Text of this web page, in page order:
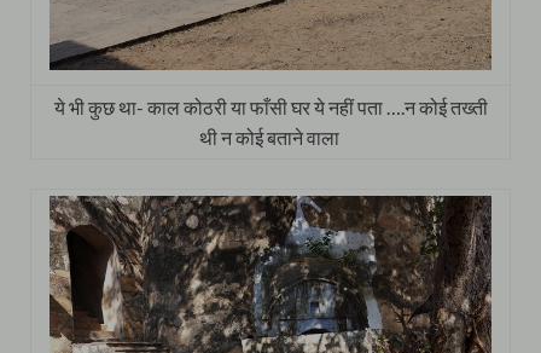
ये भी कुछ था- काल कोठरी या फाँसी घर ये नहीं पता ….न कोई तख्ती
थी न कोई बताने वाला